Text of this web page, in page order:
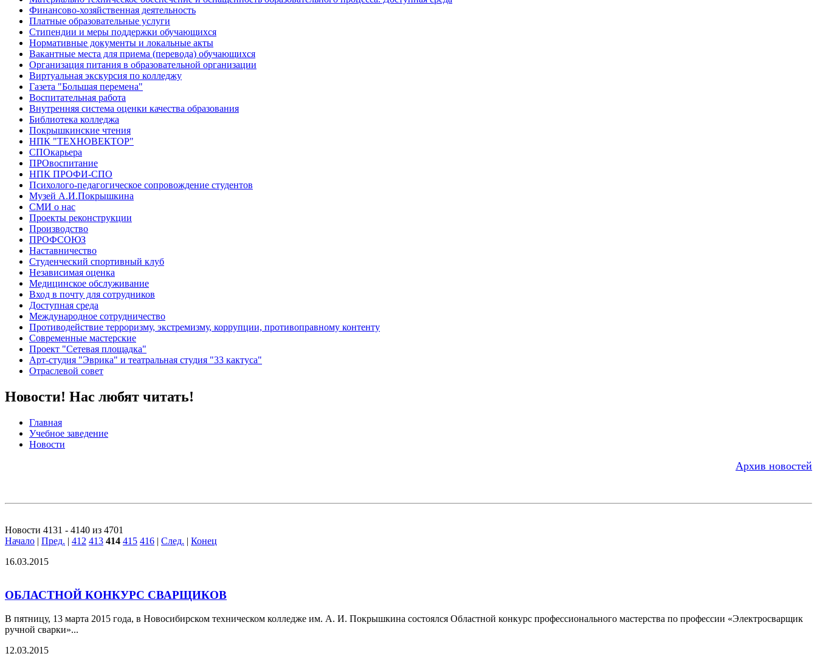
Финансово-хозяйственная деятельность
Платные образовательные услуги
Стипендии и меры поддержки обучающихся
Нормативные документы и локальные акты
Вакантные места для приема (перевода) обучающихся
Организация питания в образовательной организации
Виртуальная экскурсия по колледжу
Газета "Большая перемена"
Воспитательная работа
Внутренняя система оценки качества образования
Библиотека колледжа
Покрышкинские чтения
НПК "ТЕХНОВЕКТОР"
СПОкарьера
ПРОвоспитание
НПК ПРОФИ-СПО
Психолого-педагогическое сопровождение студентов
Музей А.И.Покрышкина
СМИ о нас
Проекты реконструкции
Производство
ПРОФСОЮЗ
Наставничество
Студенческий спортивный клуб
Независимая оценка
Медицинское обслуживание
Вход в почту для сотрудников
Доступная среда
Международное сотрудничество
Противодействие терроризму, экстремизму, коррупции, противоправному контенту
Современные мастерские
Проект "Сетевая площадка"
Арт-студия "Эврика" и театральная студия "33 кактуса"
Отраслевой совет
Новости! Нас любят читать!
Главная
Учебное заведение
Новости
Архив новостей
Новости 4131 - 4140 из 4701
Начало | Пред. | 412 413 414 415 416 | След. | Конец
16.03.2015
ОБЛАСТНОЙ КОНКУРС СВАРЩИКОВ
В пятницу, 13 марта 2015 года, в Новосибирском техническом колледже им. А. И. Покрышкина состоялся Областной конкурс профессионального мастерства по профессии «Электросварщик
ручной сварки»...
12.03.2015